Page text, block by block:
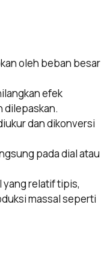
oleh beban besar
efek
dilepaskan.
dan dikonversi
pada dial atau
yang relatif tipis,
massal seperti